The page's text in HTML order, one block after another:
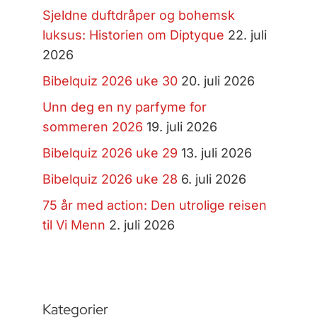
Sjeldne duftdråper og bohemsk
luksus: Historien om Diptyque 22. juli
2026
Bibelquiz 2026 uke 30 20. juli 2026
Unn deg en ny parfyme for
sommeren 2026 19. juli 2026
Bibelquiz 2026 uke 29 13. juli 2026
Bibelquiz 2026 uke 28 6. juli 2026
75 år med action: Den utrolige reisen
til Vi Menn 2. juli 2026
Kategorier